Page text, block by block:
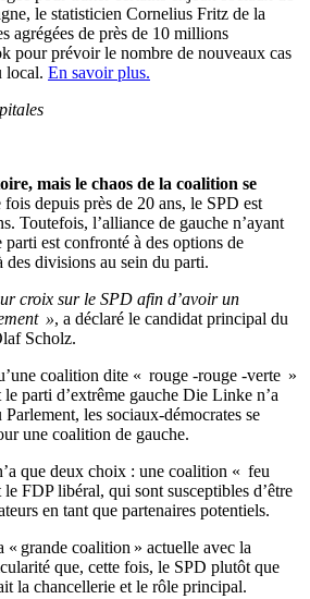
le statisticien Cornelius Fritz de la
agrégées de près de 10 millions
pour prévoir le nombre de nouveaux cas
local. En savoir plus.
mais le chaos de la coalition se
depuis près de 20 ans, le SPD est
Toutefois, l’alliance de gauche n’ayant
est confronté à des options de
des divisions au sein du parti.
croix sur le SPD afin d’avoir un
», a déclaré le candidat principal du
Scholz.
coalition dite « rouge -rouge -verte »
parti d’extrême gauche Die Linke n’a
les sociaux-démocrates se
une coalition de gauche.
que deux choix : une coalition « feu
FDP libéral, qui sont susceptibles d’être
en tant que partenaires potentiels.
« grande coalition » actuelle avec la
que, cette fois, le SPD plutôt que
la chancellerie et le rôle principal.